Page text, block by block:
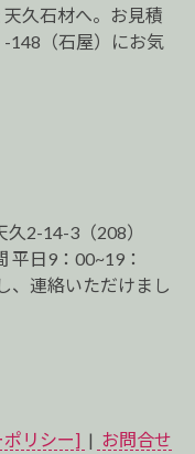
久石材へ。お見積
148（石屋）にお気
2-14-3（208）
平日9：00~19：
、連絡いただけまし
リシー] | お問合せ